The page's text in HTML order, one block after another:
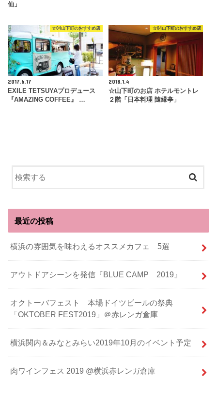
仙」
☆04山下町のおすすめ店
2017.6.17
EXILE TETSUYAプロデュース
『AMAZING COFFEE』 …
☆04山下町のおすすめ店
2018.1.4
☆山下町のお店 ホテルモントレ
２階「日本料理 隨縁亭」
最近の投稿
横浜の雰囲気を味わえるオススメカフェ 5選
アウトドアシーンを発信『BLUE CAMP 2019』
オクトーバフェスト 本場ドイツビールの祭典
「OKTOBER FEST2019」＠赤レンガ倉庫
横浜関内＆みなとみらい2019年10月のイベント予定
肉ワインフェス 2019 @横浜赤レンガ倉庫